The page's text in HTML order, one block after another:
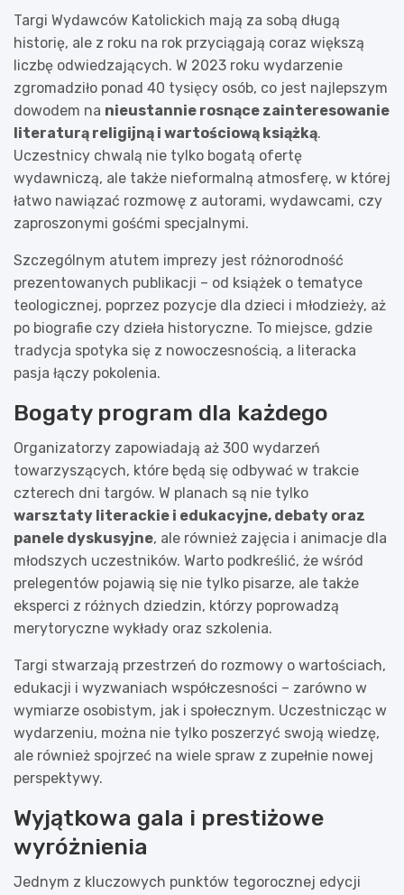
Targi Wydawców Katolickich mają za sobą długą
historię, ale z roku na rok przyciągają coraz większą
liczbę odwiedzających. W 2023 roku wydarzenie
zgromadziło ponad 40 tysięcy osób, co jest najlepszym
dowodem na nieustannie rosnące zainteresowanie
literaturą religijną i wartościową książką.
Uczestnicy chwalą nie tylko bogatą ofertę
wydawniczą, ale także nieformalną atmosferę, w której
łatwo nawiązać rozmowę z autorami, wydawcami, czy
zaproszonymi gośćmi specjalnymi.
Szczególnym atutem imprezy jest różnorodność
prezentowanych publikacji – od książek o tematyce
teologicznej, poprzez pozycje dla dzieci i młodzieży, aż
po biografie czy dzieła historyczne. To miejsce, gdzie
tradycja spotyka się z nowoczesnością, a literacka
pasja łączy pokolenia.
Bogaty program dla każdego
Organizatorzy zapowiadają aż 300 wydarzeń
towarzyszących, które będą się odbywać w trakcie
czterech dni targów. W planach są nie tylko
warsztaty literackie i edukacyjne, debaty oraz
panele dyskusyjne, ale również zajęcia i animacje dla
młodszych uczestników. Warto podkreślić, że wśród
prelegentów pojawią się nie tylko pisarze, ale także
eksperci z różnych dziedzin, którzy poprowadzą
merytoryczne wykłady oraz szkolenia.
Targi stwarzają przestrzeń do rozmowy o wartościach,
edukacji i wyzwaniach współczesności – zarówno w
wymiarze osobistym, jak i społecznym. Uczestnicząc w
wydarzeniu, można nie tylko poszerzyć swoją wiedzę,
ale również spojrzeć na wiele spraw z zupełnie nowej
perspektywy.
Wyjątkowa gala i prestiżowe
wyróżnienia
Jednym z kluczowych punktów tegorocznej edycji